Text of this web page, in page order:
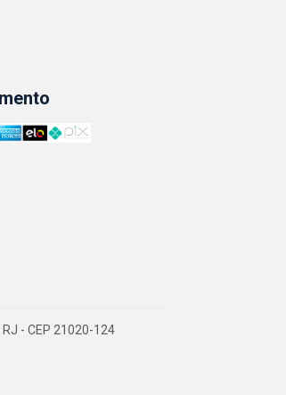
- CEP 21020-124